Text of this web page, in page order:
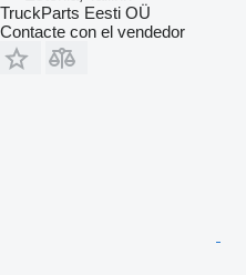
TruckParts Eesti OÜ
Contacte con el vendedor